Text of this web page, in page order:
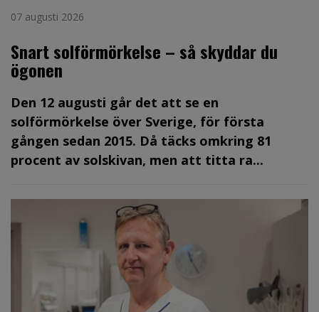
07 augusti 2026
Snart solförmörkelse – så skyddar du
ögonen
Den 12 augusti går det att se en
solförmörkelse över Sverige, för första
gången sedan 2015. Då täcks omkring 81
procent av solskivan, men att titta ra...